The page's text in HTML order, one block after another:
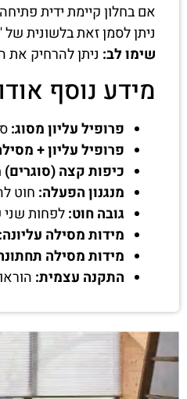
אם בחלון קיימת ידית
ניתן לסמן זאת בלשונית
שימו לב: ניתן להרחיק את הווילון
מידע נוסף
פרופיל עליון מסוג:
פרופיל עליון +
כיפות קצה
מנגנון הפעלה: חוט
גובה חוט:לפחות שני שליש (2/3) לפחות –
מידות מסילה עליונה:
מידות מסילה
התקנה עצמית: